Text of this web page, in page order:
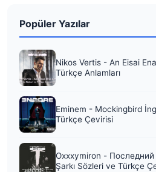
Popüler Yazılar
Nikos Vertis - An Eisai
Türkçe Anlamları
Eminem - Mockingbird
Türkçe Çevirisi
Oxxxymiron -
Şarkı Sözleri ve Türkçe